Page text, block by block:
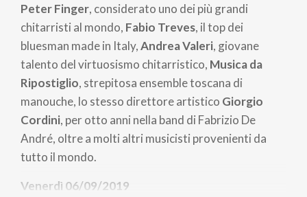
Peter Finger, considerato uno dei più grandi
chitarristi al mondo, Fabio Treves, il top dei
bluesman made in Italy,Andrea Valeri, giovane
talento del virtuosismo chitarristico, Musica da
Ripostiglio, strepitosa ensemble toscana di
manouche, lo stesso direttore artistico Giorgio
Cordini, per otto anni nella band di Fabrizio De
André, oltre a molti altri musicisti provenienti da
tutto il mondo.
Venerdì 06/09/2019